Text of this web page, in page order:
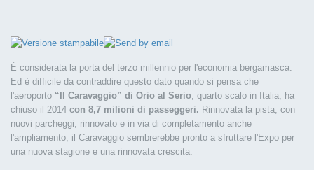
È considerata la porta del terzo millennio per l'economia bergamasca.
Ed è difficile da contraddire questo dato quando si pensa che
l'aeroporto “Il Caravaggio” di Orio al Serio , quarto scalo in Italia, ha
chiuso il 2014 con 8,7 milioni di passeggeri. Rinnovata la pista, con
nuovi parcheggi, rinnovato e in via di completamento anche
l'ampliamento, il Caravaggio sembrerebbe pronto a sfruttare l'Expo per
una nuova stagione e una rinnovata crescita.